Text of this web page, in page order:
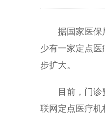
据国家医保局
少有一家定点
步扩大。
目前，门诊费
联网定点医疗机